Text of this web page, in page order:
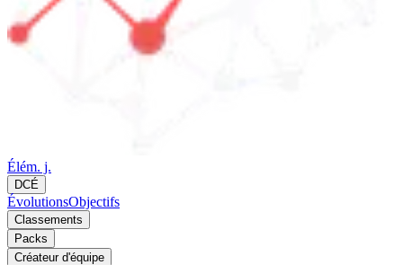
Élém. j.
DCÉ
ÉvolutionsObjectifs
Classements
Packs
Créateur d'équipe